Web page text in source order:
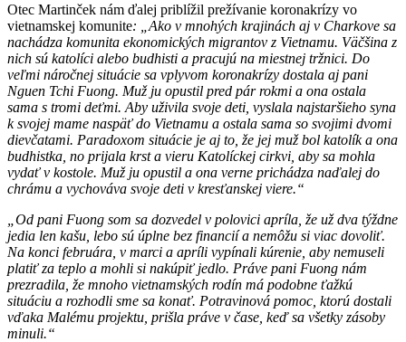
Otec Martinček nám ďalej priblížil prežívanie koronakrízy vo
vietnamskej komunite: „Ako v mnohých krajinách aj v Charkove sa
nachádza komunita ekonomických migrantov z Vietnamu. Väčšina z
nich sú katolíci alebo budhisti a pracujú na miestnej tržnici. Do
veľmi náročnej situácie sa vplyvom koronakrízy dostala aj pani
Nguen Tchi Fuong. Muž ju opustil pred pár rokmi a ona ostala
sama s tromi deťmi. Aby uživila svoje deti, vyslala najstaršieho syna
k svojej mame naspäť do Vietnamu a ostala sama so svojimi dvomi
dievčatami. Paradoxom situácie je aj to, že jej muž bol katolík a ona
budhistka, no prijala krst a vieru Katolíckej cirkvi, aby sa mohla
vydať v kostole. Muž ju opustil a ona verne prichádza naďalej do
chrámu a vychováva svoje deti v kresťanskej viere.“
„Od pani Fuong som sa dozvedel v polovici apríla, že už dva týždne
jedia len kašu, lebo sú úplne bez financií a nemôžu si viac dovoliť.
Na konci februára, v marci a apríli vypínali kúrenie, aby nemuseli
platiť za teplo a mohli si nakúpiť jedlo. Práve pani Fuong nám
prezradila, že mnoho vietnamských rodín má podobne ťažkú
situáciu a rozhodli sme sa konať. Potravinová pomoc, ktorú dostali
vďaka Malému projektu, prišla práve v čase, keď sa všetky zásoby
minuli.“